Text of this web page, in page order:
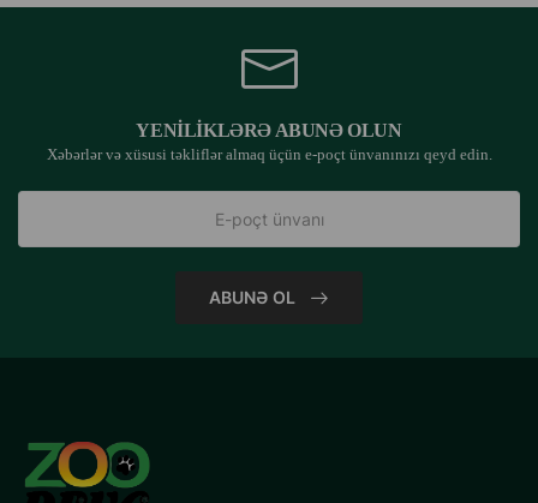
YENILIKLƏRƏ ABUNƏ OLUN
Xəbərlər və xüsusi təkliflər almaq üçün e-poçt ünvanınızı qeyd edin.
ABUNƏ OL